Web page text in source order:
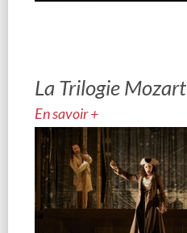
La Trilogie Mozart
En savoir +